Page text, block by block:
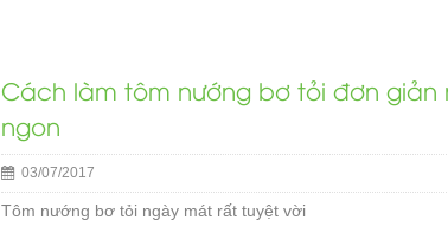
Cách làm tôm nướng bơ tỏi đơn giản
ngon
03/07/2017
Tôm nướng bơ tỏi ngày mát rất tuyệt vời